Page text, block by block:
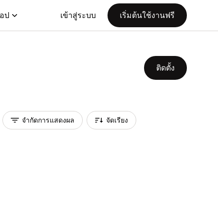
ป เข้าสู่ระบบ เริ่มต้นใช้งานฟรี
ติดตั้ง
จำกัดการแสดงผล จัดเรียง